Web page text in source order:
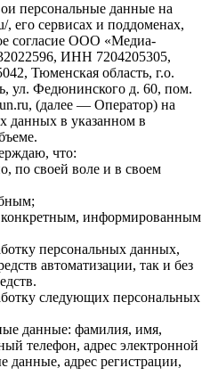
персональные данные на
, его сервисах и поддоменах,
согласие ООО «Медиа-
ИНН 7204205305,
Тюменская область, г.о.
ул. Федюнинского д. 60, пом.
(далее — Оператор) на
данных в указанном в
что:
по своей воле и в своем
конкретным, информированным
персональных данных,
автоматизации, так и без
следующих персональных
данные: фамилия, имя,
телефон, адрес электронной
данные, адрес регистрации,